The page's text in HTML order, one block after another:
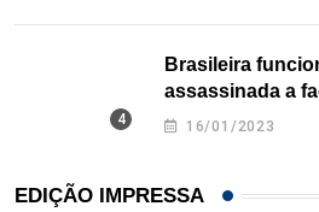
Brasileira
assassinada a
16/01/2023
EDIÇÃO IMPRESSA